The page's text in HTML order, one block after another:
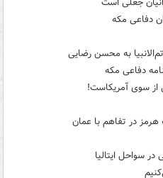
دفاعی مکه
به محسن رضایی
دفاعی مکه
از سوی آمریکاست!
در تفاهم با عمان
سواحل ایتالیا